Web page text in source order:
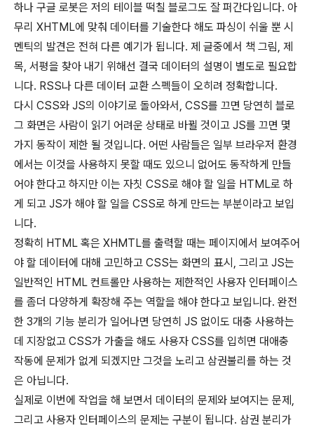
하나 구글 로봇은 저의 테이블 떡칠 블로그도 잘 퍼간다입니다. 아
무리 XHTML에 맞춰 데이터를 기술한다 해도 파싱이 쉬울 뿐 시
멘틱의 발견은 전혀 다른 예기가 됩니다. 제 글중에서 책 그림, 제
목, 서평을 찾아 내기 위해선 결국 데이터의 설명이 별도로 필요합
니다. RSS나 다른 데이터 교환 스펙들이 오히려 정확합니다.
다시 CSS와 JS의 이야기로 돌아와서, CSS를 끄면 당연히 블로
그 화면은 사람이 읽기 어려운 상태로 바뀔 것이고 JS를 끄면 몇
가지 동작이 제한 될 것입니다. 어떤 사람들은 일부 브라우저 환경
에서는 이것을 사용하지 못할 때도 있으니 없어도 동작하게 만들
어야 한다고 하지만 이는 자칫 CSS로 해야 할 일을 HTML로 하
게 되고 JS가 해야 할 일을 CSS로 하게 만드는 부분이라고 보입
니다.
정확히 HTML 혹은 XHMTL를 출력할 때는 페이지에서 보여주어
야 할 데이터에 대해 고민하고 CSS는 화면의 표시, 그리고 JS는
일반적인 HTML 컨트롤만 사용하는 제한적인 사용자 인터페이스
를 좀더 다양하게 확장해 주는 역할을 해야 한다고 보입니다. 완전
한 3개의 기능 분리가 일어나면 당연히 JS 없이도 대충 사용하는
데 지장없고 CSS가 가출을 해도 사용자 CSS를 입히면 대애충
작동에 문제가 없게 되겠지만 그것을 노리고 삼권불리를 하는 것
은 아닙니다.
실제로 이번에 작업을 해 보면서 데이터의 문제와 보여지는 문제,
그리고 사용자 인터페이스의 문제는 구분이 됩니다. 삼권 분리가